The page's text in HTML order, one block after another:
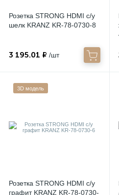
Розетка STRONG HDMI с/у
шелк KRANZ KR-78-0730-8
3 195.01 ₽ /шт
3D модель
Розетка STRONG HDMI с/у
графит KRANZ KR-78-0730-